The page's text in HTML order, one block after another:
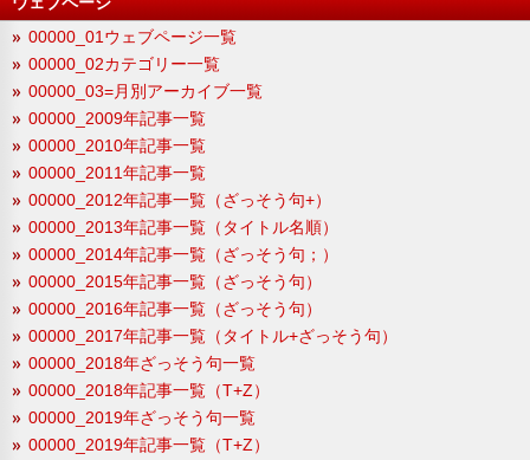
00000_01ウェブページ一覧
00000_02カテゴリー一覧
00000_03=月別アーカイブ一覧
00000_2009年記事一覧
00000_2010年記事一覧
00000_2011年記事一覧
00000_2012年記事一覧（ざっそう句+）
00000_2013年記事一覧（タイトル名順）
00000_2014年記事一覧（ざっそう句；）
00000_2015年記事一覧（ざっそう句）
00000_2016年記事一覧（ざっそう句）
00000_2017年記事一覧（タイトル+ざっそう句）
00000_2018年ざっそう句一覧
00000_2018年記事一覧（T+Z）
00000_2019年ざっそう句一覧
00000_2019年記事一覧（T+Z）